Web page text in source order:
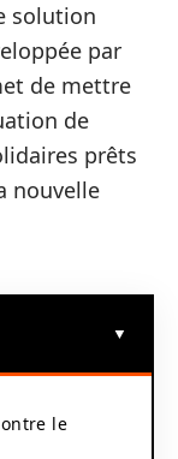
solution
par
de mettre
de
prêts
nouvelle
le